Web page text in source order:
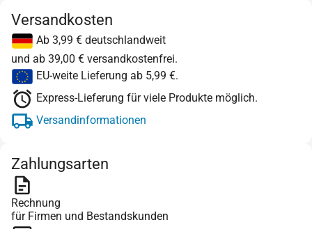
Versandkosten
Ab 3,99 € deutschlandweit
und ab 39,00 € versandkostenfrei.
EU-weite Lieferung ab 5,99 €.
Express-Lieferung für viele Produkte möglich.
Versandinformationen
Zahlungsarten
Rechnung
für Firmen und Bestandskunden